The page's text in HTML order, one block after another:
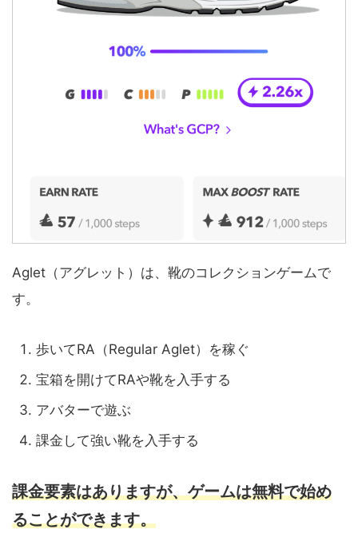
Aglet（アグレット）は、靴のコレクションゲームで
す。
歩いてRA（Regular Aglet）を稼ぐ
宝箱を開けてRAや靴を入手する
アバターで遊ぶ
課金して強い靴を入手する
課金要素はありますが、ゲームは無料で始め
ることができます。